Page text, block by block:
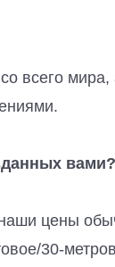
всего мира,
вами?
цены
30-